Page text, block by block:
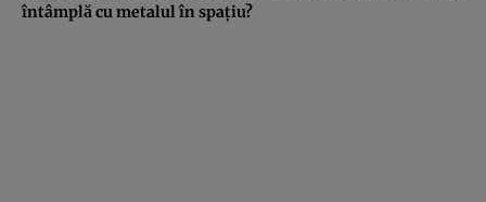
întâmplă cu metalul în spațiu?